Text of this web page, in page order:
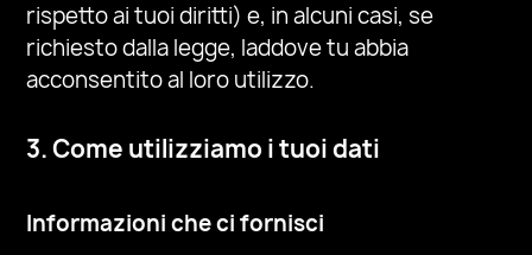
rispetto ai tuoi diritti) e, in alcuni casi, se
richiesto dalla legge, laddove tu abbia
acconsentito al loro utilizzo.
3. Come utilizziamo i tuoi dati
Informazioni che ci fornisci